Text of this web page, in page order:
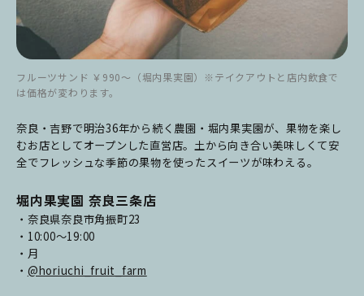
フルーツサンド ￥990～（堀内果実園）※テイクアウトと店内飲食で
は価格が変わります。
奈良・吉野で明治36年から続く農園・堀内果実園が、果物を楽し
むお店としてオープンした直営店。土から向き合い美味しくて安
全でフレッシュな季節の果物を使ったスイーツが味わえる。
堀内果実園 奈良三条店
・奈良県奈良市角振町23
・10:00～19:00
・月
・ @horiuchi_fruit_farm